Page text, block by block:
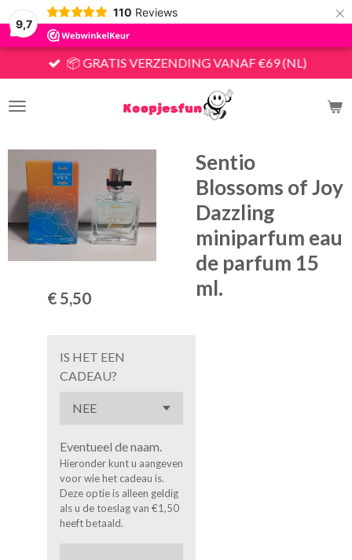
9,7
110 Reviews ×
📦 GRATIS VERZENDING VANAF €69 (NL)
Sentio
Blossoms of Joy
Dazzling
miniparfum eau
de parfum 15
ml.
€ 5,50
IS HET EEN
CADEAU?
Eventueel de naam.
Hieronder kunt u aangeven
voor wie het cadeau is.
Deze optie is alleen geldig
als u de toeslag van €1,50
heeft betaald.